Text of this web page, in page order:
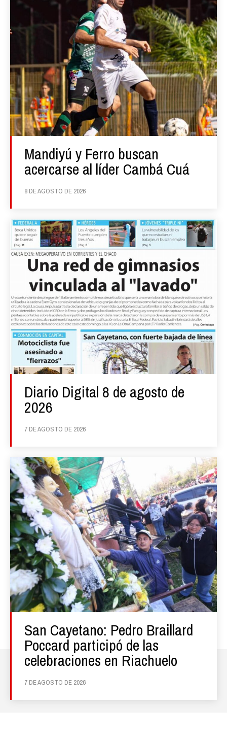
Mandiyú y Ferro buscan
acercarse al líder Cambá Cuá
8 DE AGOSTO DE 2026
Diario Digital 8 de agosto de
2026
7 DE AGOSTO DE 2026
San Cayetano: Pedro Braillard
Poccard participó de las
celebraciones en Riachuelo
7 DE AGOSTO DE 2026